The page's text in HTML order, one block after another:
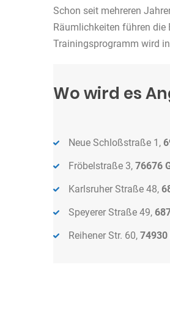
Schon seit mehreren
Räumlichkeiten führen
Trainingsprogramm wird
Wo wird es
Neue Schloßstraße 1,
Fröbelstraße 3, 76676
Karlsruher Straße 48,
Speyerer Straße 49,
Reihener Str. 60,